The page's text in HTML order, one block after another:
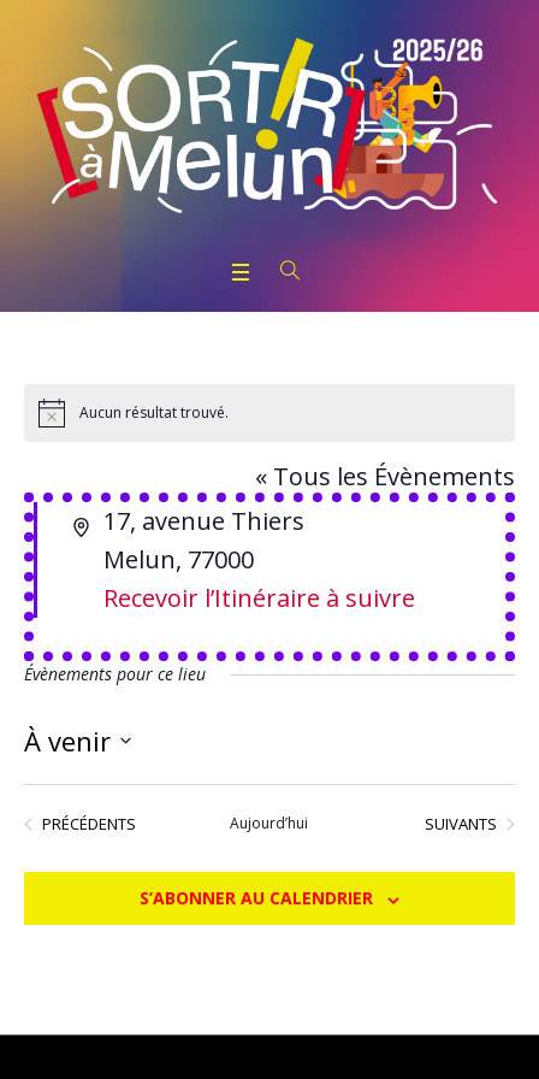
NoticeAucun résultat trouvé.
« Tous les Évènements
Adresse
17, avenue Thiers
Melun, 77000
Recevoir l’Itinéraire à suivre
Évènements pour ce lieu
À venir
Sélectionnez
une
date.
ÉVÈNEMENTS
PRÉCÉDENTS Aujourd’hui ÉVÈNEMENTS
SUIVANTS
S’ABONNER AU CALENDRIER